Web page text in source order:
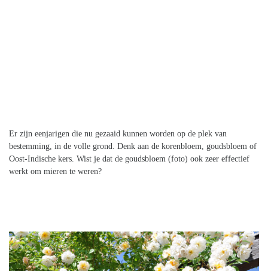
Er zijn eenjarigen die nu gezaaid kunnen worden op de plek van
bestemming, in de volle grond. Denk aan de korenbloem, goudsbloem of
Oost-Indische kers. Wist je dat de goudsbloem (foto) ook zeer effectief
werkt om mieren te weren?